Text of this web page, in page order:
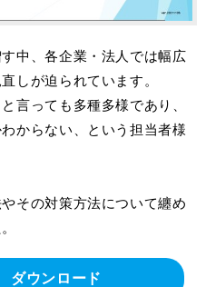
中、各企業・法人では幅広
しが迫られています。
言っても多種多様であり、
からない、という担当者様
その対策方法について纏め
ダウンロード